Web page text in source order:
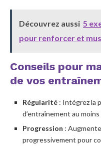
Découvrez aussi 5
pour renforcer et
Conseils pour
de vos
Régularité : Intégrez la
d’entraînement au
Progression :
progressivement pour